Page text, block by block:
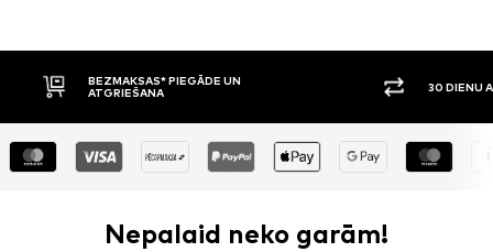
30 DIENU ATGRIEŠANAS TIESĪBAS
Nepalaid neko garām!